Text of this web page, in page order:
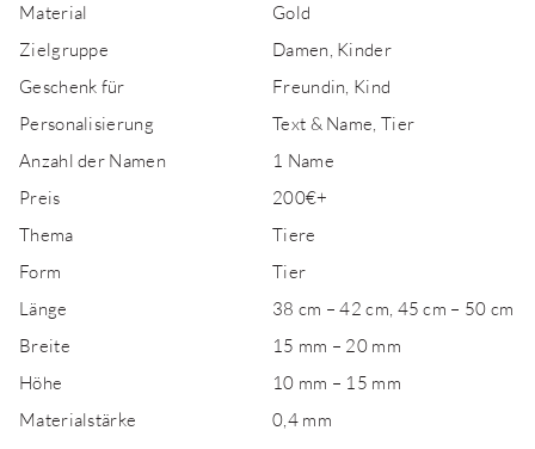
Material
Gold
Zielgruppe
Damen, Kinder
Geschenk für
Freundin, Kind
Personalisierung
Text & Name, Tier
Anzahl der Namen
1 Name
Preis
200€+
Thema
Tiere
Form
Tier
Länge
38 cm – 42 cm, 45 cm – 50 cm
Breite
15 mm – 20 mm
Höhe
10 mm – 15 mm
Materialstärke
0,4 mm